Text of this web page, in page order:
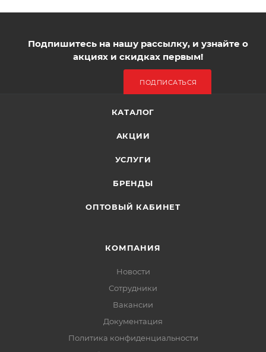
Подпишитесь на нашу рассылку, и узнайте о
акциях и скидках первым!
ПОДПИСАТЬСЯ
КАТАЛОГ
АКЦИИ
УСЛУГИ
БРЕНДЫ
ОПТОВЫЙ КАБИНЕТ
КОМПАНИЯ
Новости
Сотрудники
Вакансии
Документация
Политика конфиденциальности